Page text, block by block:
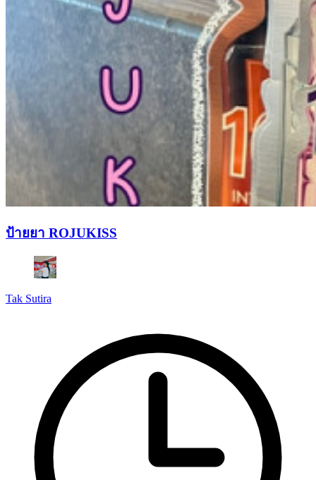
ป้ายยา ROJUKISS
Tak Sutira